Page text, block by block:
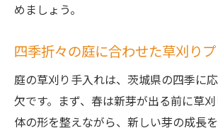
めましょう。
四季折々の庭に合わせた草刈り
庭の草刈り手入れは、茨城県の四季に
欠です。まず、春は新芽が出る前に草
体の形を整えながら、新しい芽の成長